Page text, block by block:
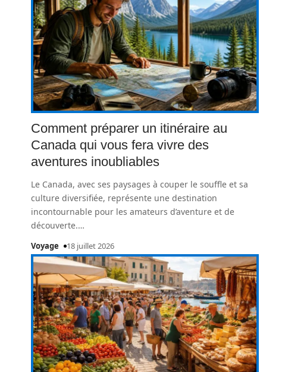
Comment préparer un itinéraire au
Canada qui vous fera vivre des
aventures inoubliables
Le Canada, avec ses paysages à couper le souffle et sa
culture diversifiée, représente une destination
incontournable pour les amateurs d’aventure et de
découverte.…
Voyage 18 juillet 2026